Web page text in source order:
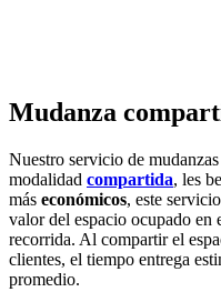
Mudanza
Nuestro servicio de
modalidad compartida, les
más económicos, este
valor del espacio ocupado en
recorrida. Al compartir el
clientes, el tiempo entrega
promedio.